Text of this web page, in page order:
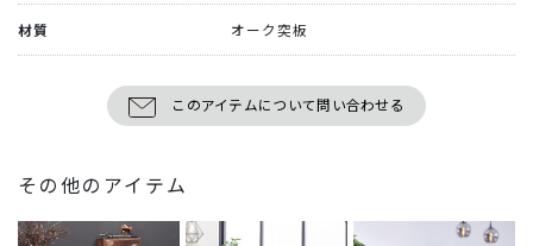
材質 オーク突板
このアイテムについて問い合わせる
その他のアイテム